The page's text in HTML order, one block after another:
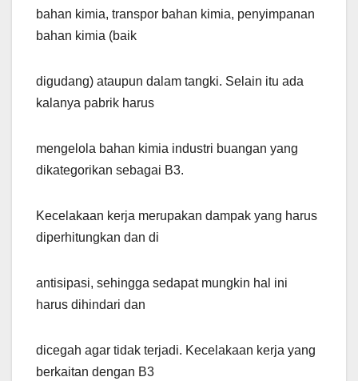
bahan kimia, transpor bahan kimia, penyimpanan
bahan kimia (baik
digudang) ataupun dalam tangki. Selain itu ada
kalanya pabrik harus
mengelola bahan kimia industri buangan yang
dikategorikan sebagai B3.
Kecelakaan kerja merupakan dampak yang harus
diperhitungkan dan di
antisipasi, sehingga sedapat mungkin hal ini
harus dihindari dan
dicegah agar tidak terjadi. Kecelakaan kerja yang
berkaitan dengan B3